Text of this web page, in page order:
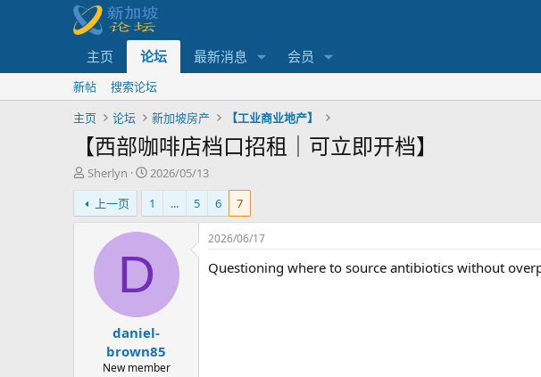
主页 论坛 最新消息 会员
新帖
搜索论坛
主页
论坛 新加坡房产 【工业商业地产】
【西部咖啡店档口招租｜可立即开档】
主
题
发
起
Sherlyn
开
始
时
间
2026/05/13
上一页
1 ... 5 6 7
D
daniel-
brown85
New member
2026/06/17
Questioning where to source antibiotics without